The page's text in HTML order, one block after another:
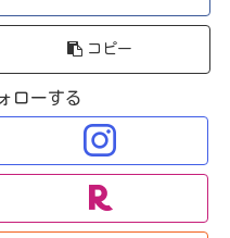
コピー
ローする